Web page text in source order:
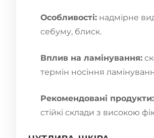
Особливості: надмірне
себуму, блиск.
Вплив на ламінування:
термін носіння
Рекомендовані продукти:
стійкі склади з високою